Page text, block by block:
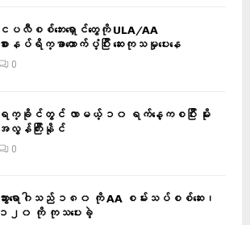
ငပလီစစ်ဘေးရှောင်တွေကို ULA/AA
စားနပ်ရိက္ခာထောက်ပံ့ပြီး ဆေးကုသမှုပေးနေ
0
ရက္ခိုင်တွင် လာမယ့် ၁၀ ရက်နေ့ကစပြီး မိုး
အလွန်ကြီးနိုင်
0
သွားရောဂါသည် ၁၈၀ ကို AA စမ်းသပ်စစ်ဆေး၊
၁၂၀ ကို ကုသပေးခဲ့